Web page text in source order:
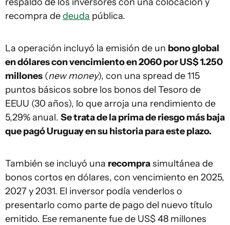
recompra dedeuda pública.
La operación incluyó la emisión de un bono global
en dólares con vencimiento en 2060 por US$ 1.250
millones (new money), con una spread de 115
puntos básicos sobre los bonos del Tesoro de
EEUU (30 años), lo que arroja una rendimiento de
5,29% anual. Se trata de la prima de riesgo más baja
que pagó Uruguay en su historia para este plazo.
También se incluyó una recomprasimultánea de
bonos cortos en dólares, con vencimiento en 2025,
2027 y 2031. El inversor podía venderlos o
presentarlo como parte de pago del nuevo título
emitido. Ese remanente fue de US$ 48 millones